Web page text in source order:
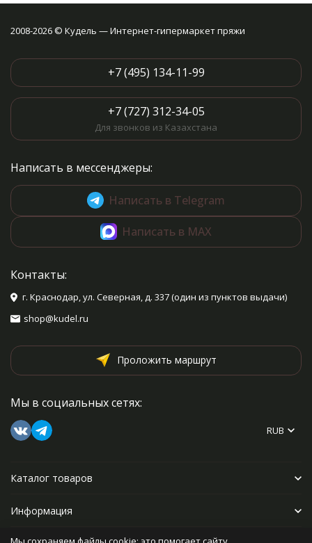
2008-2026 © Кудель — Интернет-гипермаркет пряжи
+7 (495) 134-11-99
+7 (727) 312-34-05
Для звонков из Казахстана
Написать в мессенджеры:
Написать в Telegram
Написать в MAX
Контакты:
г. Краснодар, ул. Северная, д. 337 (один из пунктов выдачи)
shop@kudel.ru
Проложить маршрут
Мы в социальных сетях:
RUB
Каталог товаров
Информация